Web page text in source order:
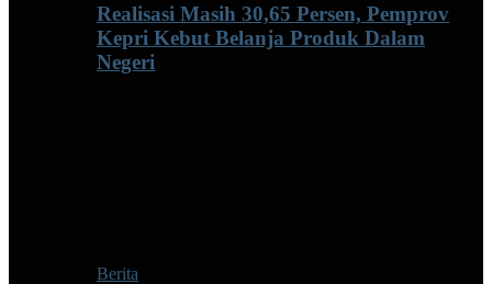
Realisasi Masih 30,65 Persen, Pemprov
Kepri Kebut Belanja Produk Dalam
Negeri
Berita